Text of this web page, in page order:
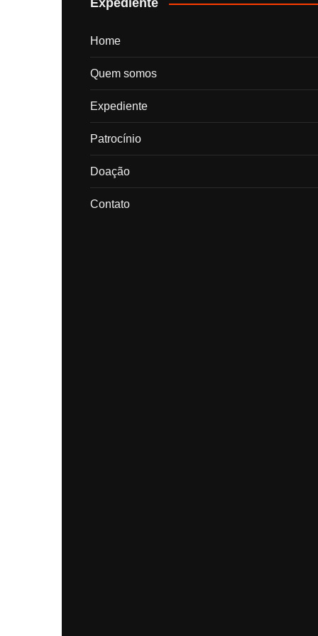
Expediente
Home
Quem somos
Expediente
Patrocínio
Doação
Contato